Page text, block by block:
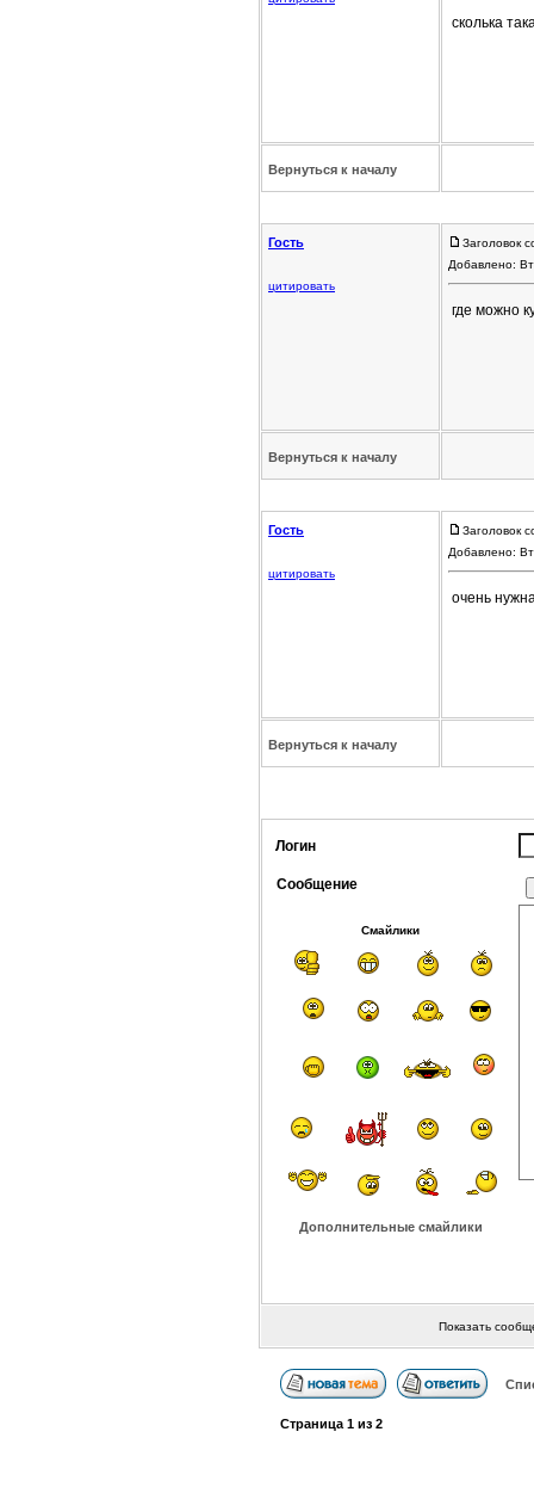
сколька
Вернуться к началу
Гость
цитировать
Заголовок
Добавлено:
где можно
Вернуться к началу
Гость
цитировать
Заголовок
Добавлено:
очень
Вернуться к началу
Логин
Сообщение
Смайлики
Дополнительные смайлики
Показать
Страница 1из 2